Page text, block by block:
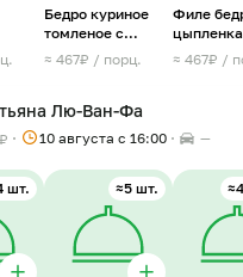
Бедро куриное
томленое с
травами
≈ 467₽ / порц.
Филе
с грибами
≈ 467₽ /
Лю-Ван-Фа
₽ 10 августа с 16:00 —
шт. ≈5 шт.